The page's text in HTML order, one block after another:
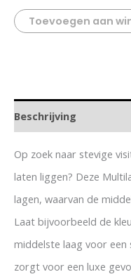
Toevoegen aan
Beschrijving
Op zoek naar stevige
laten liggen? Deze
lagen, waarvan de
Laat bijvoorbeeld de
middelste laag voor
zorgt voor een luxe